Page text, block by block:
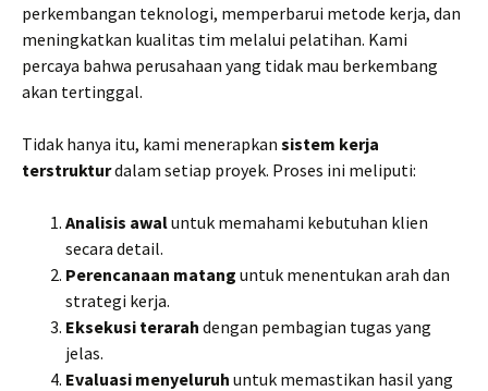
perkembangan teknologi, memperbarui metode kerja, dan
meningkatkan kualitas tim melalui pelatihan. Kami
percaya bahwa perusahaan yang tidak mau berkembang
akan tertinggal.
Tidak hanya itu, kami menerapkan sistem kerja
terstrukturdalam setiap proyek. Proses ini meliputi:
Analisis awaluntuk memahami kebutuhan klien
secara detail.
Perencanaan matang untuk menentukan arah dan
strategi kerja.
Eksekusi terarah dengan pembagian tugas yang
jelas.
Evaluasi menyeluruh untuk memastikan hasil yang